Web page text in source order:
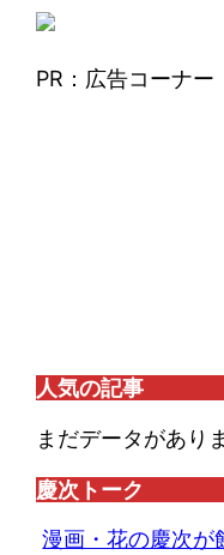
PR：広告コーナー
人気の記事
まだデータがあり
慶次トーク
漫画・花の慶次が